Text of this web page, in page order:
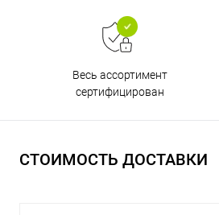
Весь ассортимент
сертифицирован
СТОИМОСТЬ ДОСТАВКИ